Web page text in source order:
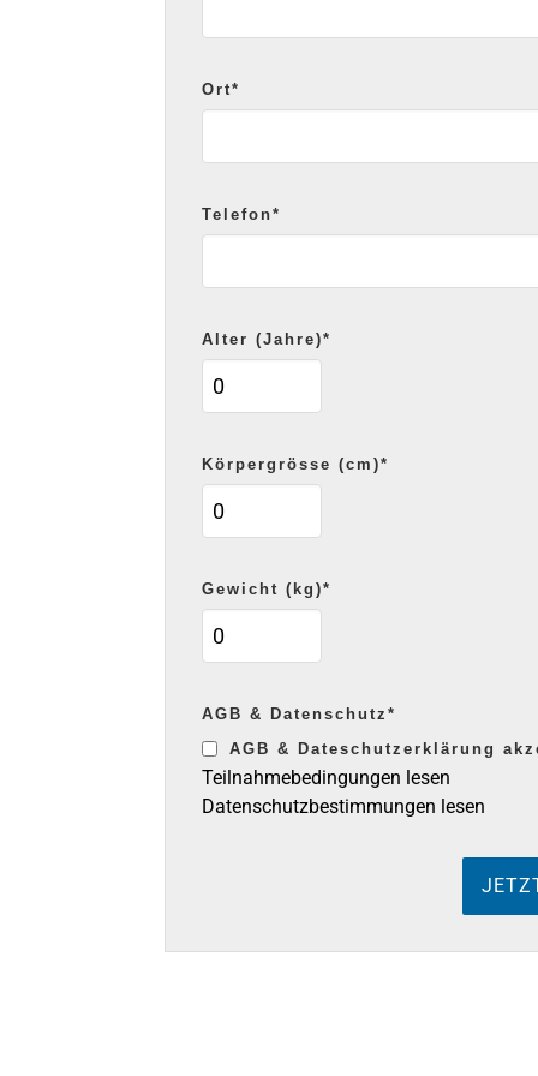
Ort*
Telefon*
Alter (Jahre)*
Körpergrösse (cm)*
Gewicht (kg)*
AGB & Datenschutz*
AGB & Dateschutz­erklärung
Teilnahmebedingungen lesen
Datenschutzbestimmungen lesen